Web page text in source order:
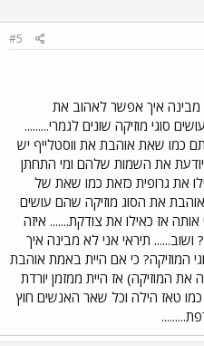
#5
איך אפשר לאהוב את
סוגי מוזיקה שונים לגמרי.........
כמו שאת אוהבת את ווסטלייף יש
את השמות שלהם ומי התחתן
את גרופית כזאת כמו שאת של
את הסוג מוזיקה שהם עושים
אז כאילו את צודקת....... איזה
ושוב...... תיראי אני לא מבינה איך
המוזיקה? כי אם היית באמת אוהבת
המוזיקה) אז היית ממזמן יורדת
כמו טאז הילה וכל שאר האנשים חוץ